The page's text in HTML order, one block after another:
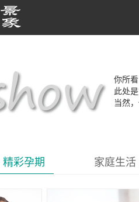
你所
此处
当然
精彩孕期 家庭生活